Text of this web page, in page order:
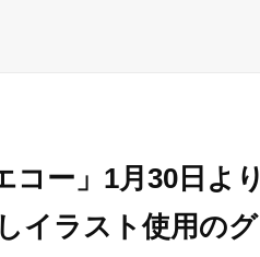
コー」1月30日より
イラスト使用のグ